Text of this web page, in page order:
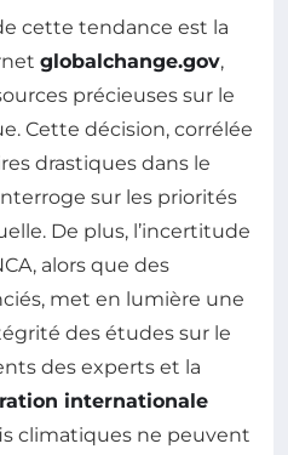
cette tendance est la
globalchange.gov,
précieuses sur le
Cette décision, corrélée
drastiques dans le
sur les priorités
De plus, l’incertitude
alors que des
met en lumière une
des études sur le
des experts et la
internationale
climatiques ne peuvent